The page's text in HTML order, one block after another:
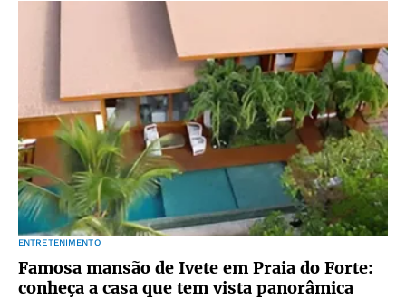
ENTRETENIMENTO
Famosa mansão de Ivete em Praia do Forte:
conheça a casa que tem vista panorâmica